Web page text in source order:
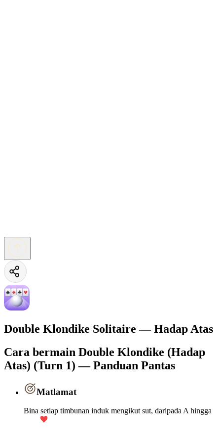
Double Klondike Solitaire — Hadap Atas
Cara bermain Double Klondike (Hadap
Atas) (Turn 1) — Panduan Pantas
Matlamat
Bina setiap timbunan induk mengikut sut, daripada A hingga